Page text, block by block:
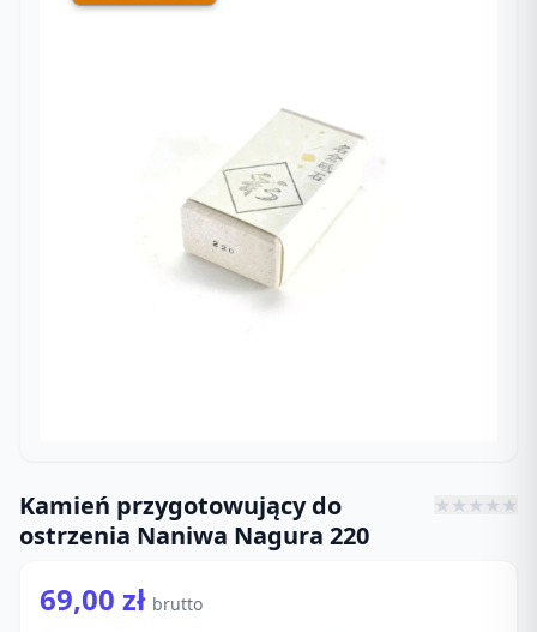
Kamień przygotowujący do
ostrzenia Naniwa Nagura 220
★★★★★
69,00 zł brutto